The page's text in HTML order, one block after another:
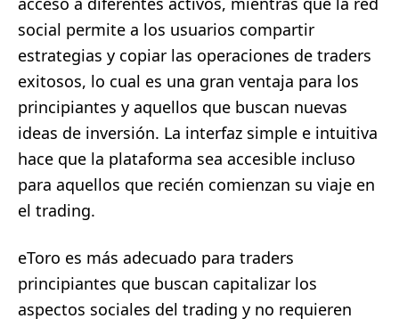
social permite a los usuarios compartir
estrategias y copiar las operaciones de traders
exitosos, lo cual es una gran ventaja para los
principiantes y aquellos que buscan nuevas
ideas de inversión. La interfaz simple e intuitiva
hace que la plataforma sea accesible incluso
para aquellos que recién comienzan su viaje en
el trading.
eToro es más adecuado para traders
principiantes que buscan capitalizar los
aspectos sociales del trading y no requieren